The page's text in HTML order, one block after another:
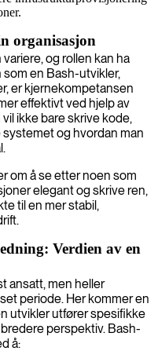
organisasjon
og rollen kan ha
en Bash-utvikler,
er kjernekompetansen
effektivt ved hjelp av
ikke bare skrive kode,
og hvordan man
om å se etter noen som
elegant og skrive ren,
til en mer stabil,
Verdien av en
ansatt, men heller
periode. Her kommer en
utvikler utfører spesifikke
perspektiv. Bash-
å: